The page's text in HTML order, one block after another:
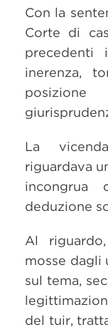
Con la
Corte di
precedenti
inerenza,
La
riguardava
incongrua
deduzione
Al
mosse dagli
sul tema,
del tuir,